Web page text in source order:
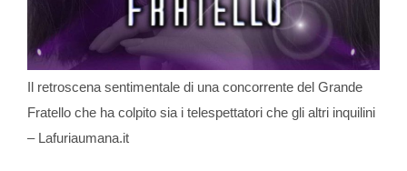
Il retroscena sentimentale di una concorrente del Grande
Fratello che ha colpito sia i telespettatori che gli altri inquilini
– Lafuriaumana.it